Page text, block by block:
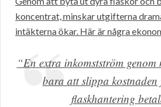
koncentrat, minskar utgifterna
intäkterna ökar. Här är några
“En extra inkomstström
bara att slippa
flaskhantering